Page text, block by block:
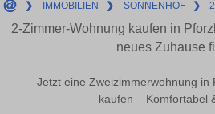
❯ IMMOBILIEN ❯ SONNENHOF ❯
2-Zimmer-Wohnung kaufen in
neues Zuhause
Jetzt eine Zweizimmerwohnung in
kaufen – Komfortabel